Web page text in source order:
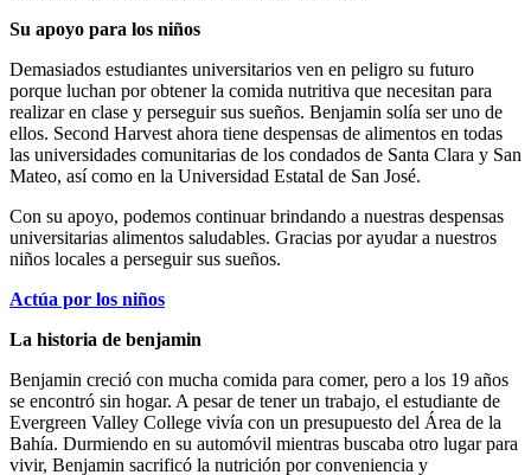
Su apoyo para los niños
Demasiados estudiantes universitarios ven en peligro su futuro
porque luchan por obtener la comida nutritiva que necesitan para
realizar en clase y perseguir sus sueños. Benjamin solía ser uno de
ellos. Second Harvest ahora tiene despensas de alimentos en todas
las universidades comunitarias de los condados de Santa Clara y San
Mateo, así como en la Universidad Estatal de San José.
Con su apoyo, podemos continuar brindando a nuestras despensas
universitarias alimentos saludables. Gracias por ayudar a nuestros
niños locales a perseguir sus sueños.
Actúa por los niños
La historia de benjamin
Benjamin creció con mucha comida para comer, pero a los 19 años
se encontró sin hogar. A pesar de tener un trabajo, el estudiante de
Evergreen Valley College vivía con un presupuesto del Área de la
Bahía. Durmiendo en su automóvil mientras buscaba otro lugar para
vivir, Benjamin sacrificó la nutrición por conveniencia y